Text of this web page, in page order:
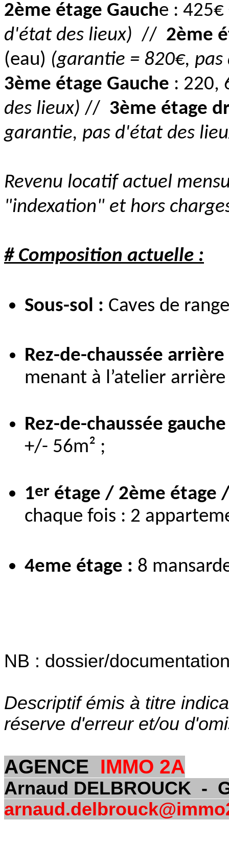
2ème étage Gauche :
d'état des lieux) // 2ème
(eau) (garantie = 820€,
3ème étage Gauche : 220,
des lieux) // 3ème étage
garantie, pas d'état des
Revenu locatif actuel
"indexation" et hors
# Composition actuelle :
Sous-sol : Caves de
Rez-de-chaussée
menant à l’atelier
Rez-de-chaussée
+/- 56m² ;
1er étage / 2ème étage
chaque fois : 2
4eme étage : 8
NB : dossier/
Descriptif émis à titre
réserve d'erreur et/ou
AGENCE IMMO 2A
Arnaud DELBROUCK -